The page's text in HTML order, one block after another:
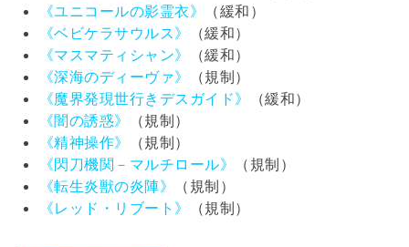
《ユニコールの影霊衣》
（緩和）
《ベビケラサウルス》
（緩和）
《マスマティシャン》
（緩和）
《深海のディーヴァ》
（規制）
《魔界発現世行きデスガイド》
（緩和）
《闇の誘惑》
（規制）
《精神操作》
（規制）
《閃刀機関－マルチロール》
（規制）
《転生炎獣の炎陣》
（規制）
《レッド・リブート》
（規制）